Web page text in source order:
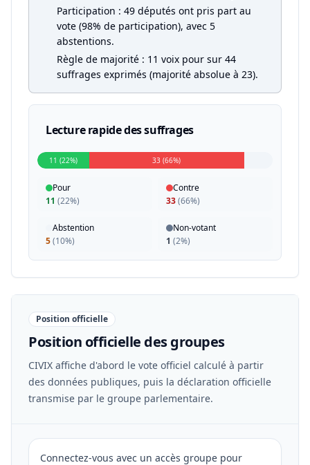
Participation : 49 députés ont pris part au
vote (98% de participation), avec 5
abstentions.
Règle de majorité : 11 voix pour sur 44
suffrages exprimés (majorité absolue à 23).
Lecture rapide des suffrages
11 (22%) 33 (66%)
Pour
11 (22%)
Contre
33(66%)
Abstention
5(10%)
Non-votant
1 (2%)
Position officielle
Position officielle des groupes
CIVIX affiche d'abord le vote officiel calculé à partir
des données publiques, puis la déclaration officielle
transmise par le groupe parlementaire.
Connectez-vous avec un accès groupe pour